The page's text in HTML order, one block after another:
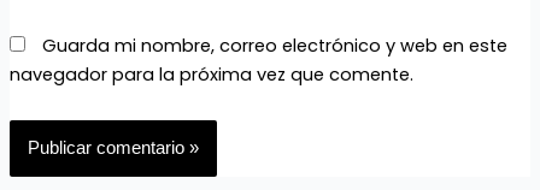
Guarda mi nombre, correo electrónico y web en este
navegador para la próxima vez que comente.